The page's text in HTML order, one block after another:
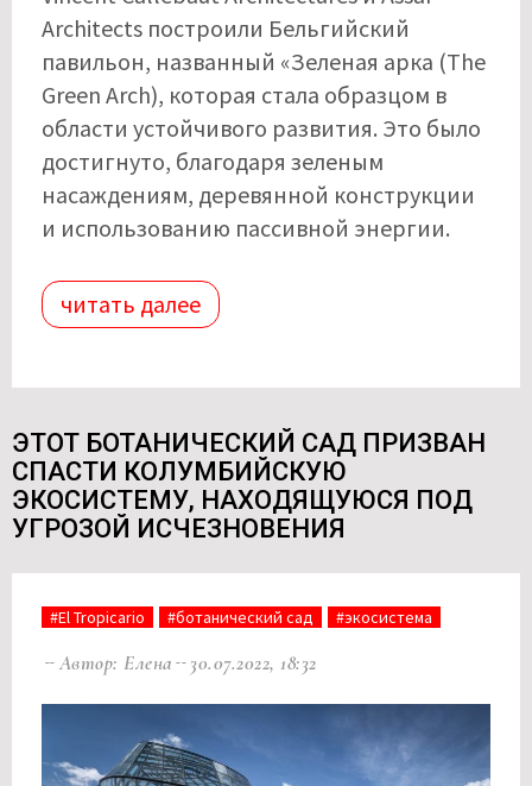
Architects построили Бельгийский
павильон, названный «Зеленая арка (The
Green Arch), которая стала образцом в
области устойчивого развития. Это было
достигнуто, благодаря зеленым
насаждениям, деревянной конструкции
и использованию пассивной энергии.
читать далее
ЭТОТ БОТАНИЧЕСКИЙ САД ПРИЗВАН
СПАСТИ КОЛУМБИЙСКУЮ
ЭКОСИСТЕМУ, НАХОДЯЩУЮСЯ ПОД
УГРОЗОЙ ИСЧЕЗНОВЕНИЯ
#El Tropicario #ботанический сад #экосистема
Автор: Елена 30.07.2022, 18:32